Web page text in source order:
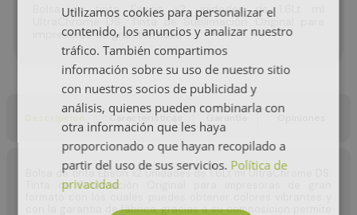
Bolsa de tinta Epson x2 unidades de 1.6Lt ml
UltraChrome DS. Tinta de Sublimaciòn Original para
impresoras de gran formato
Características
Bolsa de tinta Epson x2 unidades de 1.6Lt ml UltraChrome DS.
Tinta de Sublimaciòn Original para impresoras de gran
con la garantia de fàbrica, gracias a su composicion permite
Utilizamos cookies para personalizar el
contenido, los anuncios y analizar nuestro
tráfico. También compartimos
información sobre su uso de nuestro sitio
con nuestros socios de publicidad y
análisis, quienes pueden combinarla con
otra información que les haya
proporcionado o que hayan recopilado a
partir del uso de sus servicios. Política de
privacidad